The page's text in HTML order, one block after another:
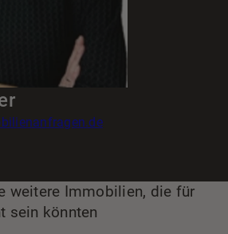
weitere Immobilien, die für
sein könnten